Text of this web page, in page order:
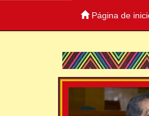
Página de